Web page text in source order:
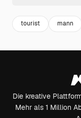
tourist mann
Die kreative
Mehr als 1 Million